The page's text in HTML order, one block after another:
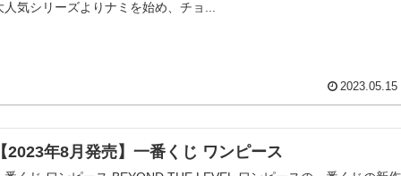
人気シリーズよりナミを始め、チョ...
2023.05.15
2023年8月発売】一番くじ ワンピース